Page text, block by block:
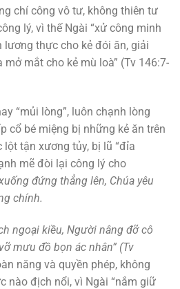
chí công vô tư, không thiên tư
lý, vì thế Ngài “xử công minh
thực cho kẻ đói ăn, giải
mắt cho kẻ mù loà” (Tv 146:7-
“mủi lòng”, luôn chạnh lòng
cổ bé miệng bị những kẻ ăn trên
tận xương tủy, bị lũ “đỉa
mẽ đòi lại công lý cho
đứng thẳng lên, Chúa yêu
chính.
ngoại kiều, Người nâng đỡ cô
mưu đồ bọn ác nhân” (Tv
năng và quyền phép, không
nào địch nổi, vì Ngài “nắm giữ